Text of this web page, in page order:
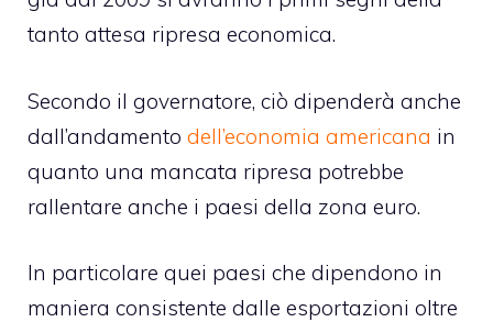
tanto attesa ripresa economica.
Secondo il governatore, ciò dipenderà anche
dall’andamento dell’economia americana in
quanto una mancata ripresa potrebbe
rallentare anche i paesi della zona euro.
In particolare quei paesi che dipendono in
maniera consistente dalle esportazioni oltre